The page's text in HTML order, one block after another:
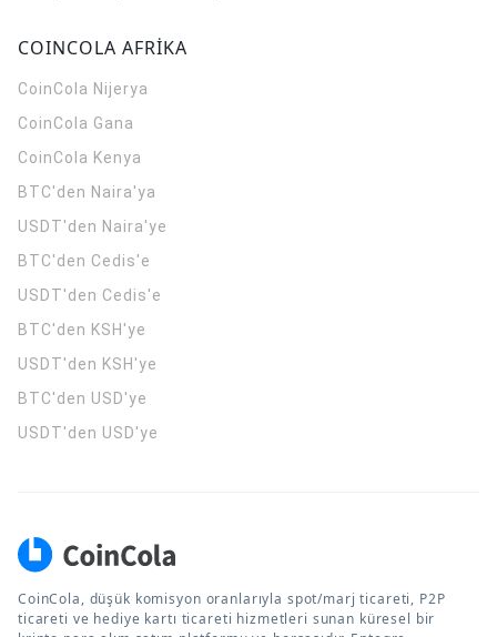
COINCOLA AFRİKA
CoinCola Nijerya
CoinCola Gana
CoinCola Kenya
BTC'den Naira'ya
USDT'den Naira'ye
BTC'den Cedis'e
USDT'den Cedis'e
BTC'den KSH'ye
USDT'den KSH'ye
BTC'den USD'ye
USDT'den USD'ye
CoinCola, düşük komisyon oranlarıyla spot/marj ticareti, P2P
ticareti ve hediye kartı ticareti hizmetleri sunan küresel bir